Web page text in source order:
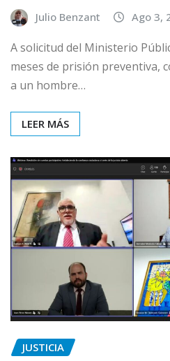
Julio Benzant Ago 3,
A solicitud del Ministerio
meses de prisión preventiva,
a un hombre…
LEER MÁS
JUSTICIA